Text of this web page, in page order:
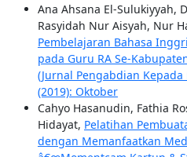
Ana Ahsana El-Sulukiyyah,
Rasyidah Nur Aisyah, Nur
Pembelajaran Bahasa
pada Guru RA Se-
(Jurnal Pengabdian Kepada
(2019): Oktober
Cahyo Hasanudin, Fathia
Hidayat, Pelatihan
dengan Memanfaatkan